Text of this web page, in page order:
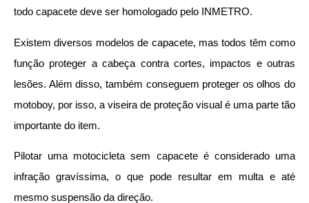
todo capacete deve ser homologado pelo INMETRO.
Existem diversos modelos de capacete, mas todos têm como
função proteger a cabeça contra cortes, impactos e outras
lesões. Além disso, também conseguem proteger os olhos do
motoboy, por isso, a viseira de proteção visual é uma parte tão
importante do item.
Pilotar uma motocicleta sem capacete é considerado uma
infração gravíssima, o que pode resultar em multa e até
mesmo suspensão da direção.